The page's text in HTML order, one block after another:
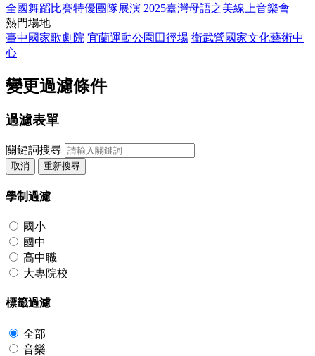
全國舞蹈比賽特優團隊展演 2025臺灣母語之美線上音樂會
熱門場地
臺中國家歌劇院 宜蘭運動公園田徑場 衛武營國家文化藝術中
心
變更過濾條件
過濾表單
關鍵詞搜尋
取消 重新搜尋
學制過濾
國小
國中
高中職
大專院校
標籤過濾
全部
音樂